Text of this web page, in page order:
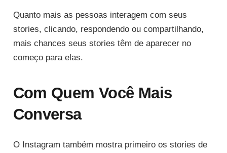
Quanto mais as pessoas interagem com seus
stories, clicando, respondendo ou compartilhando,
mais chances seus stories têm de aparecer no
começo para elas.
Com Quem Você Mais
Conversa
O Instagram também mostra primeiro os stories de